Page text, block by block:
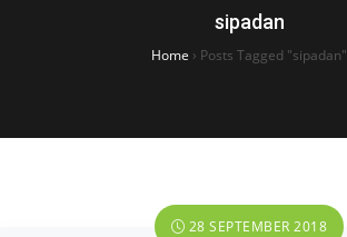
sipadan
Home › Posts Tagged "sipadan"
28 SEPTEMBER 2018